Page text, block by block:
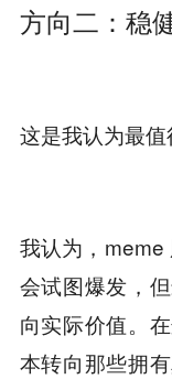
方向二：稳
这是我认为最值
我认为，
会试图爆发，
向实际价值。
本转向那些拥